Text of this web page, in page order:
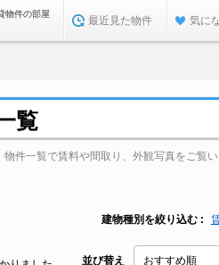
物件の部屋
最近見た物件 気に
覧
件一覧で賃料や間取り、外観写真をご覧い
建物種別を絞り込む
並び替え